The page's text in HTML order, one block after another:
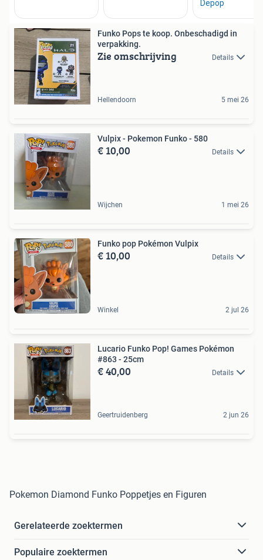
Funko Pops te koop. Onbeschadigd in
verpakking.
Zie omschrijving Details
Hellendoorn 5 mei 26
Vulpix - Pokemon Funko - 580
€ 10,00 Details
Wijchen 1 mei 26
Funko pop Pokémon Vulpix
€ 10,00 Details
Winkel 2 jul 26
Lucario Funko Pop! Games Pokémon
#863 - 25cm
€ 40,00 Details
Geertruidenberg 2 jun 26
Pokemon Diamond Funko Poppetjes en Figuren
Gerelateerde zoektermen
Populaire zoektermen